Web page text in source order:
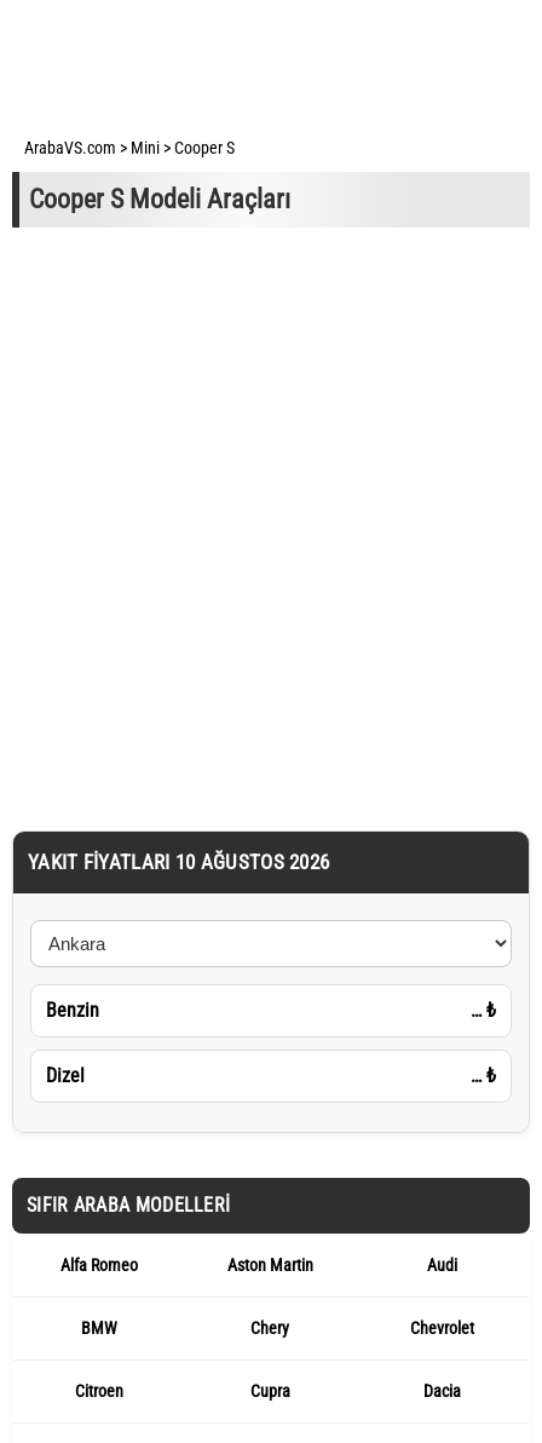
ArabaVS.com > Mini >Cooper S
Cooper S Modeli Araçları
YAKIT FIYATLARI 10 AĞUSTOS 2026
Benzin … ₺
Dizel … ₺
SIFIR ARABA MODELLERI
Alfa Romeo Aston Martin Audi
BMW Chery Chevrolet
Citroen Cupra Dacia